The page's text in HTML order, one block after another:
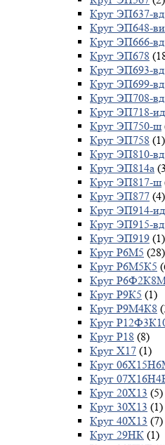
Круг ЭП637-вд
Круг ЭП648-ви
Круг ЭП666-вд
Круг ЭП678
Круг ЭП693-вд
Круг ЭП699-вд
Круг ЭП708-вд
Круг ЭП718-ид
Круг ЭП750-ш
Круг ЭП758 (1)
Круг ЭП810-вд
Круг ЭП814а
Круг ЭП817-ш
Круг ЭП877 (4)
Круг ЭП914-ид
Круг ЭП915-вд
Круг ЭП919 (1)
Круг Р6М5 (28)
Круг Р6М5К5
Круг
Круг Р9К5 (1)
Круг Р9М4К8
Круг
Круг Р18 (8)
Круг Х17 (1)
Круг
Круг
Круг 20Х13 (5)
Круг 30Х13 (1)
Круг 40Х13 (7)
Круг 29НК (1)